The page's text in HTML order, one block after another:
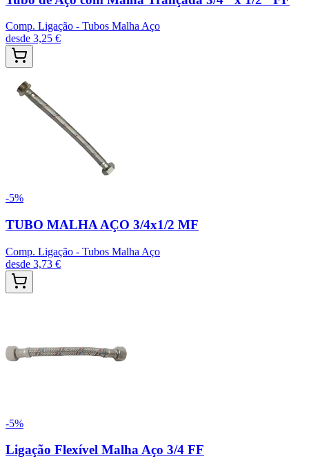
Comp. Ligação - Tubos Malha Aço
desde 3,25 €
-5%
TUBO MALHA AÇO 3/4x1/2 MF
Comp. Ligação - Tubos Malha Aço
desde 3,73 €
-5%
Ligação Flexível Malha Aço 3/4 FF